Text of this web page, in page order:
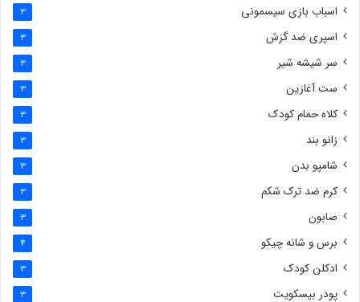
اسباب بازی سیسمونی 3
اسپری ضد گزش 3
سر شیشه شیر 3
ست آغازین 3
کلاه حمام کودک 3
زانو بند 3
شامپو بدن 3
کرم ضد ترک شکم 3
صابون 3
برس و شانه چیکو 4
ادکلن کودک 3
پودر بیسکویت 3